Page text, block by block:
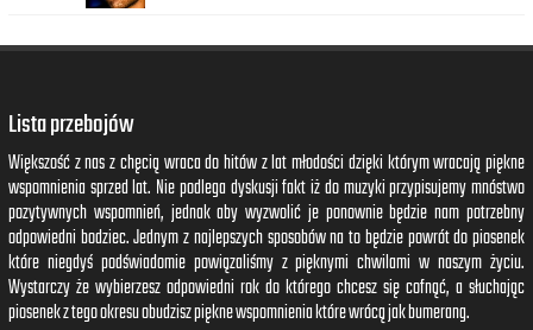
Lista przebojów
Większość z nas z chęcią wraca do hitów z lat młodości dzięki którym wracają piękne
wspomnienia sprzed lat. Nie podlega dyskusji fakt iż do muzyki przypisujemy mnóstwo
pozytywnych wspomnień, jednak aby wyzwolić je ponownie będzie nam potrzebny
odpowiedni bodziec. Jednym z najlepszych sposobów na to będzie powrót do piosenek
które niegdyś podświadomie powiązaliśmy z pięknymi chwilami w naszym życiu.
Wystarczy że wybierzesz odpowiedni rok do którego chcesz się cofnąć, a słuchając
piosenek z tego okresu obudzisz piękne wspomnienia które wrócą jak bumerang.